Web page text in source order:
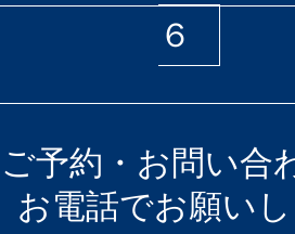
６
ご予約・お問い合
お電話でお願い